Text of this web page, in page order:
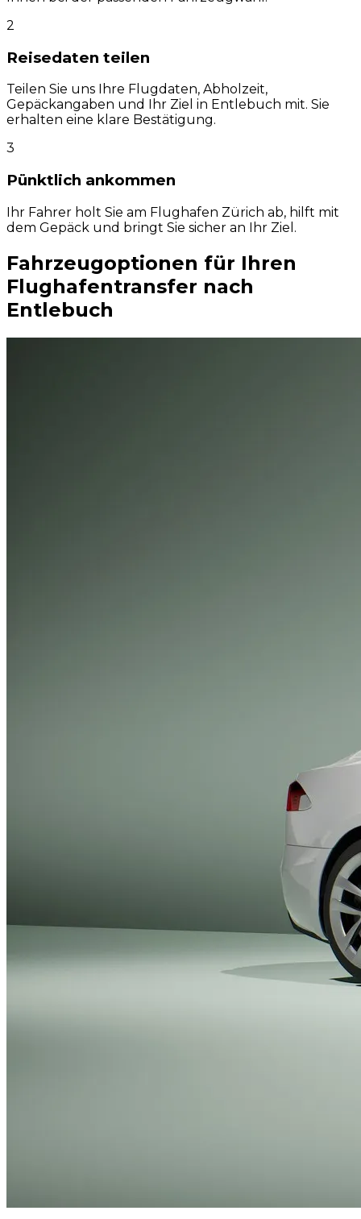
2
Reisedaten teilen
Teilen Sie uns Ihre Flugdaten, Abholzeit,
Gepäckangaben und Ihr Ziel in Entlebuch mit. Sie
erhalten eine klare Bestätigung.
3
Pünktlich ankommen
Ihr Fahrer holt Sie am Flughafen Zürich ab, hilft mit
dem Gepäck und bringt Sie sicher an Ihr Ziel.
Fahrzeugoptionen für Ihren
Flughafentransfer nach
Entlebuch